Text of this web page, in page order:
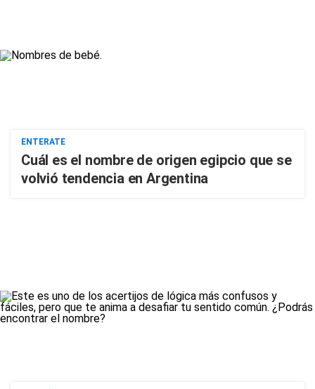
ENTERATE
Cuál es el nombre de origen egipcio que se
volvió tendencia en Argentina